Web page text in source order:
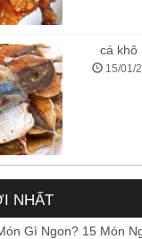
cá khô
15/01/
NHẤT
Gì Ngon? 15 Món